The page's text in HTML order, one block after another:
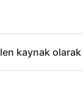
kaynak